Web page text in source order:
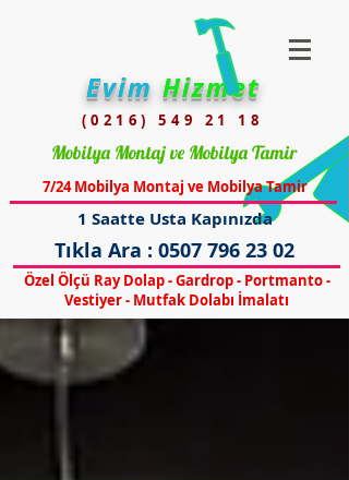
EvimHizmet
(0216) 549 21 18
Mobilya Montaj ve Mobilya Tamir
7/24 Mobilya Montaj ve Mobilya Tamir
1 Saatte Usta Kapınızda
Tıkla Ara : 0507 796 23 02
Özel Ölçü Ray Dolap - Gardrop - Portmanto -
Vestiyer - Mutfak Dolabı İmalatı